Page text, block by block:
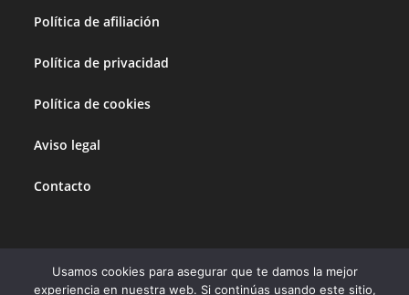
Política de afiliación
Política de privacidad
Política de cookies
Aviso legal
Contacto
Esta página no vende productos directamente. Todos sus enlaces están
Usamos cookies para asegurar que te damos la mejor
experiencia en nuestra web. Si continúas usando este sitio,